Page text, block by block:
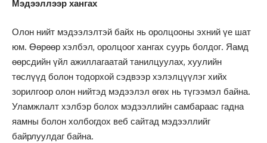
Мэдээллээр хангах
Олон нийт мэдээлэлтэй байх нь оролцооны эхний үе шат
юм. Өөрөөр хэлбэл, оролцоог хангах суурь болдог. Яамд
өөрсдийн үйл ажиллагаатай танилцуулах, хуулийн
төслүүд болон тодорхой сэдвээр хэлэлцүүлэг хийх
зорилгоор олон нийтэд мэдээлэл өгөх нь түгээмэл байна.
Уламжлалт хэлбэр болох мэдээллийн самбараас гадна
яамны болон холбогдох веб сайтад мэдээллийг
байрлуулдаг байна.